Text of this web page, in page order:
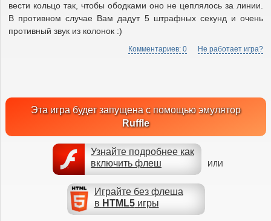
вести кольцо так, чтобы ободками оно не цеплялось за линии.
В противном случае Вам дадут 5 штрафных секунд и очень
противный звук из колонок :)
Комментариев: 0 Не работает игра?
Эта игра будет запущена с помощью эмулятор
Ruffle
Узнайте подробнее как
включить флеш
ИЛИ
Играйте без флеша
в HTML5игры